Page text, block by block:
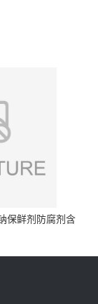
保鲜剂防腐剂含